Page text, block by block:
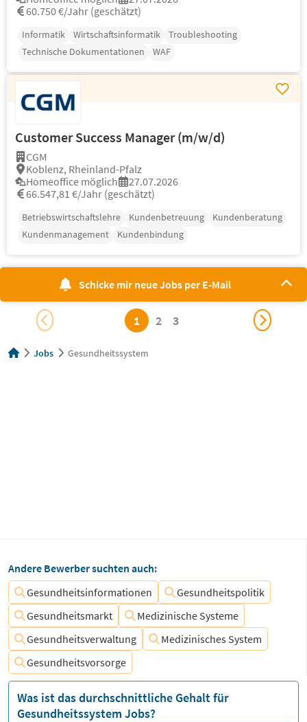
60.750 €/Jahr (geschätzt)
Informatik Wirtschaftsinformatik
Troubleshooting
Technische Dokumentationen
WAF
Customer Success Manager (m/w/d)
CGM
Koblenz, Rheinland-Pfalz
Homeoffice möglich
27.07.2026
66.547,81 €/Jahr (geschätzt)
Betriebswirtschaftslehre Kundenbetreuung
Kundenberatung
Kundenmanagement
Kundenbindung
Schicke mir neue Jobs per E-Mail
1 2 3
Jobs Gesundheitssystem
Andere Bewerber suchten auch:
Gesundheitsinformationen
Gesundheitspolitik
Gesundheitsmarkt
Medizinische Systeme
Gesundheitsverwaltung
Medizinisches System
Gesundheitsvorsorge
Was ist das durchschnittliche Gehalt für
Gesundheitssystem Jobs?